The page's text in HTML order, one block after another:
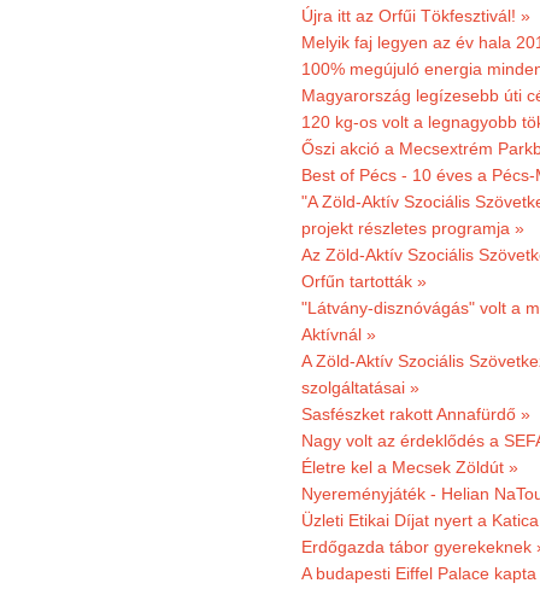
Újra itt az Orfűi Tökfesztivál! »
Melyik faj legyen az év hala
100% megújuló energia
Magyarország legízesebb úti
120 kg-os volt a legnagyobb
Őszi akció a Mecsextrém
Best of Pécs - 10 éves a
"A Zöld-Aktív Szociális
projekt részletes programja »
Az Zöld-Aktív Szociális
Orfűn tartották »
"Látvány-disznóvágás" volt a
Aktívnál »
A Zöld-Aktív Szociális
szolgáltatásai »
Sasfészket rakott Annafürdő »
Nagy volt az érdeklődés a
Életre kel a Mecsek Zöldút »
Nyereményjáték - Helian
Üzleti Etikai Díjat nyert a
Erdőgazda tábor gyerekeknek
A budapesti Eiffel Palace